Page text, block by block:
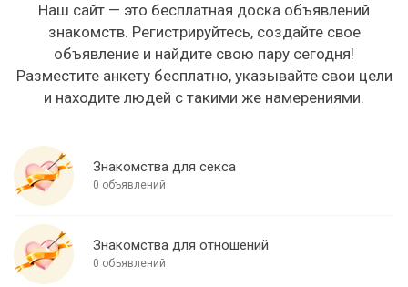
Наш сайт — это бесплатная доска объявлений
знакомств. Регистрируйтесь, создайте свое
объявление и найдите свою пару сегодня!
Разместите анкету бесплатно, указывайте свои цели
и находите людей с такими же намерениями.
Знакомства для секса
0 объявлений
Знакомства для отношений
0 объявлений